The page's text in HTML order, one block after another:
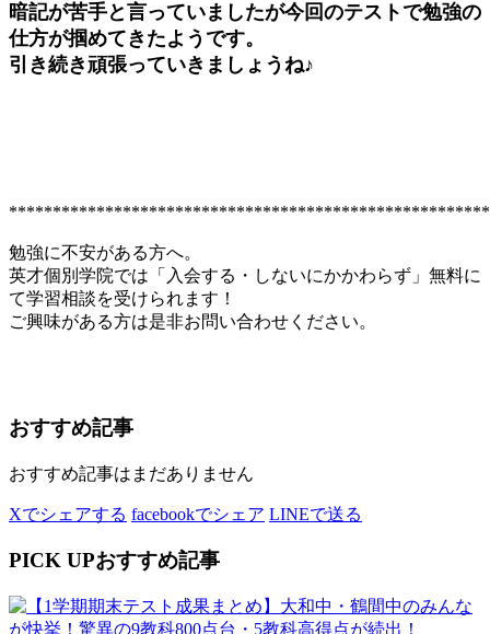
暗記が苦手と言っていましたが今回のテストで勉強の
仕方が掴めてきたようです。
引き続き頑張っていきましょうね♪
勉強に不安がある方へ。
英才個別学院では「入会する・しないにかかわらず」無料に
て学習相談を受けられます！
ご興味がある方は是非お問い合わせください。
おすすめ記事
おすすめ記事はまだありません
Xでシェアする facebookでシェア LINEで送る
PICK UPおすすめ記事